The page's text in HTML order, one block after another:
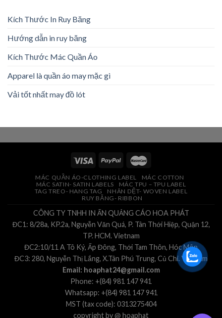
Kích Thước In Ruy Băng
Hướng dẫn in ruy băng
Kích Thước Mác Quần Áo
Apparel là quần áo may mặc gì
Vải tốt nhất may đồ lót
MÁC QUẦN ÁO-CLOTHING LABEL
MÁC COTTON
MÁC SATIN- SATIN LABELS
MÁC TPU – TPU LABEL
TAG TREO- HANG TAG
NHÃN DỆT- WOVEN LABEL
RUY BĂNG- RIBBON
CÔNG TY TNHH IN ẤN QUẢNG CÁO HOA PHÁT
ĐC1: 8/28a, KP.2a, Nguyễn Văn Quá, P. Tân Thới Hiệp, Quận 12,
TP. HCM. Vietnam
ĐC2:10/11 A Tô Ký, Ấp Đông, Thới Tam Thôn, Hóc Môn
ĐC3: 280, Nguyễn Thị Lắng, X.Tân Phú Trung, Củ Chi. Vietnam
Email: hoaphat24@gmail.com
Phone: +(84) 981 147 941
Whatsapp: +(84) 981 147 941
MST (tax code): 0313275404
copyright by @ hoaphat